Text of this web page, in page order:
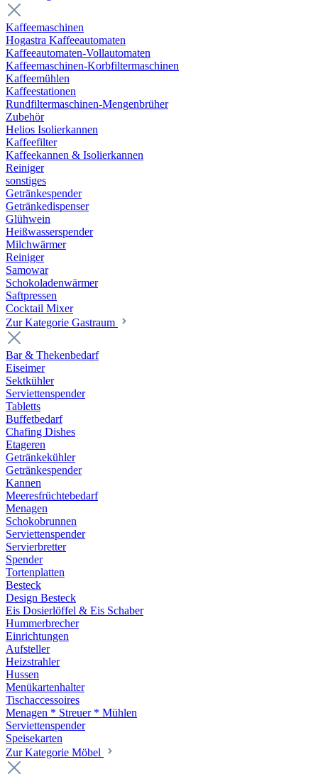
Kaffeemaschinen
Hogastra Kaffeeautomaten
Kaffeeautomaten-Vollautomaten
Kaffeemaschinen-Korbfiltermaschinen
Kaffeemühlen
Kaffeestationen
Rundfiltermaschinen-Mengenbrüher
Zubehör
Helios Isolierkannen
Kaffeefilter
Kaffeekannen & Isolierkannen
Reiniger
sonstiges
Getränkespender
Getränkedispenser
Glühwein
Heißwasserspender
Milchwärmer
Reiniger
Samowar
Schokoladenwärmer
Saftpressen
Cocktail Mixer
Zur Kategorie Gastraum
Bar & Thekenbedarf
Eiseimer
Sektkühler
Serviettenspender
Tabletts
Buffetbedarf
Chafing Dishes
Etageren
Getränkekühler
Getränkespender
Kannen
Meeresfrüchtebedarf
Menagen
Schokobrunnen
Serviettenspender
Servierbretter
Spender
Tortenplatten
Besteck
Design Besteck
Eis Dosierlöffel & Eis Schaber
Hummerbrecher
Einrichtungen
Aufsteller
Heizstrahler
Hussen
Menükartenhalter
Tischaccessoires
Menagen * Streuer * Mühlen
Serviettenspender
Speisekarten
Zur Kategorie Möbel